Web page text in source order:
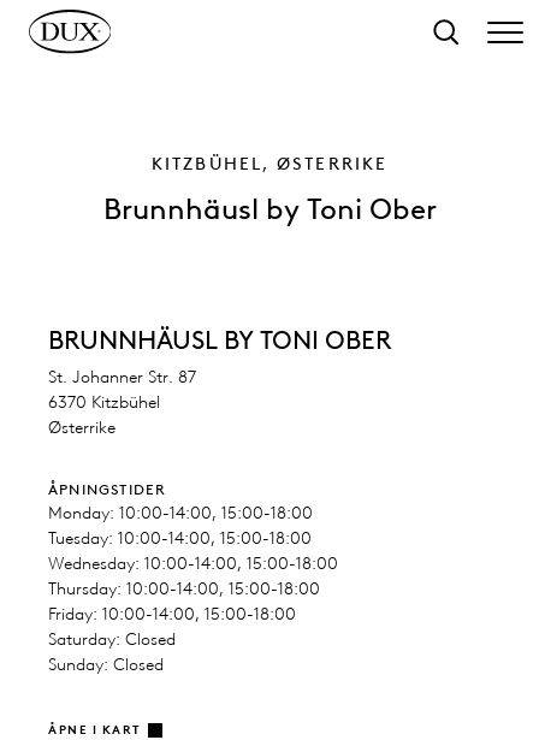
hovedinnhold
Søk
KITZBÜHEL, ØSTERRIKE
Brunnhäusl by Toni Ober
BRUNNHÄUSL BY TONI OBER
St. Johanner Str. 87
6370 Kitzbühel
Østerrike
ÅPNINGSTIDER
Monday: 10:00-14:00, 15:00-18:00
Tuesday: 10:00-14:00, 15:00-18:00
Wednesday: 10:00-14:00, 15:00-18:00
Thursday: 10:00-14:00, 15:00-18:00
Friday: 10:00-14:00, 15:00-18:00
Saturday: Closed
Sunday: Closed
ÅPNE I KART